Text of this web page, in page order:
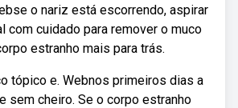
o nariz está escorrendo, aspirar
com cuidado para remover o muco
estranho mais para trás.
tópico e. Webnos primeiros dias a
sem cheiro. Se o corpo estranho